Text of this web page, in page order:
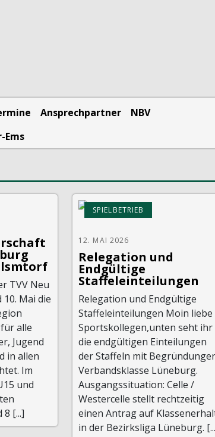
Ansprechpartner
NBV
Ems
TVV Neu
Mai die
alle
Jugend
in allen
Im
und
[...]
SPIELBETRIEB
12. MAI 2026
Relegation und
Endgültige
Staffeleinteilungen
Relegation und Endgültige
Staffeleinteilungen Moin liebe
Sportskollegen,unten seht ihr
die endgültigen Einteilungen
der Staffeln mit
Verbandsklasse Lüneburg.
Ausgangssituation: Celle /
Westercelle stellt rechtzeitig
einen Antrag auf
in der Bezirksliga Lüneburg.